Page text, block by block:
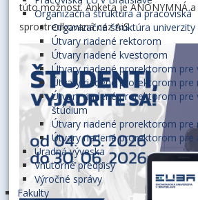
Organizačná štruktúra a pracoviská
Organizačná štruktúra univerzity
Útvary riadené rektorom
Útvary riadené kvestorom
Útvary riadené prorektorom pre
Útvary riadené prorektorom
Útvary riadené prorektorom pre
štúdium
Útvary riadené prorektorom pre
Útvary riadené prorektorom pre
Úradná výveska
Vnútorné predpisy
Výročné správy
Fakulty
túto možnosť. Anketa je ANONYMNÁ
sprostredkovaná cez AiS.